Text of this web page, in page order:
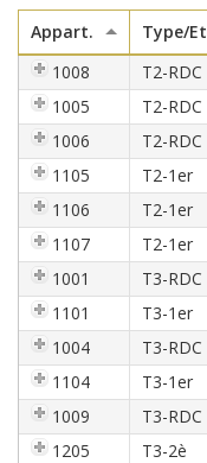
Appart. Type/
1008
T2-RDC
1005
T2-RDC
1006
T2-RDC
1105
T2-1er
1106
T2-1er
1107
T2-1er
1001
T3-RDC
1101
T3-1er
1004
T3-RDC
1104
T3-1er
1009
T3-RDC
1205
T3-2è